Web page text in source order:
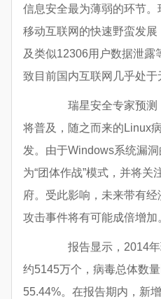
信息安全最为薄弱的环节
移动互联网的快速野蛮发
及类似12306用户数据泄露
致目前国内互联网几乎处于
瑞星安全专家预测
将普及，随之而来的Linux
发。由于Windows系统漏
为“团体作战”模式，并将关
府。受此影响，未来带有
攻击事件将有可能成倍增加
报告显示，2014年
约5145万个，病毒总体数
55.44%。在报告期内，新